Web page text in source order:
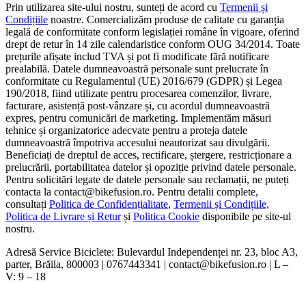
Prin utilizarea site-ului nostru, sunteți de acord cu Termenii și
Condițiile noastre. Comercializăm produse de calitate cu garanția
legală de conformitate conform legislației române în vigoare, oferind
drept de retur în 14 zile calendaristice conform OUG 34/2014. Toate
prețurile afișate includ TVA și pot fi modificate fără notificare
prealabilă. Datele dumneavoastră personale sunt prelucrate în
conformitate cu Regulamentul (UE) 2016/679 (GDPR) și Legea
190/2018, fiind utilizate pentru procesarea comenzilor, livrare,
facturare, asistență post-vânzare și, cu acordul dumneavoastră
expres, pentru comunicări de marketing. Implementăm măsuri
tehnice și organizatorice adecvate pentru a proteja datele
dumneavoastră împotriva accesului neautorizat sau divulgării.
Beneficiați de dreptul de acces, rectificare, ștergere, restricționare a
prelucrării, portabilitatea datelor și opoziție privind datele personale.
Pentru solicitări legate de datele personale sau reclamații, ne puteți
contacta la contact@bikefusion.ro. Pentru detalii complete,
consultați Politica de Confidențialitate, Termenii și Condițiile,
Politica de Livrare și Returși Politica Cookie disponibile pe site-ul
nostru.
Adresă Service Biciclete: Bulevardul Independenței nr. 23, bloc A3,
parter, Brăila, 800003 | 0767443341 | contact@bikefusion.ro | L –
V: 9 – 18